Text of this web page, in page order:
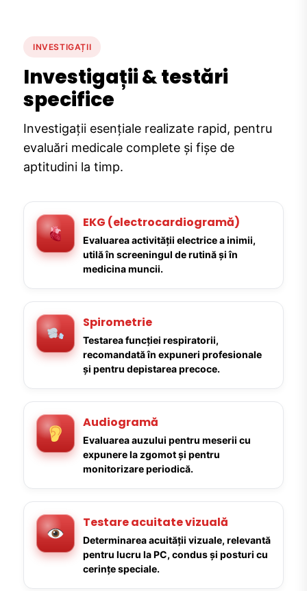
INVESTIGAȚII
Investigații & testări
specifice
Investigații esențiale realizate rapid, pentru
evaluări medicale complete și fișe de
aptitudini la timp.
EKG (electrocardiogramă)
Evaluarea activității electrice a inimii,
utilă în screeningul de rutină și în
medicina muncii.
Spirometrie
Testarea funcției respiratorii,
recomandată în expuneri profesionale
și pentru depistarea precoce.
Audiogramă
Evaluarea auzului pentru meserii cu
expunere la zgomot și pentru
monitorizare periodică.
Testare acuitate vizuală
Determinarea acuității vizuale, relevantă
pentru lucru la PC, condus și posturi cu
cerințe speciale.